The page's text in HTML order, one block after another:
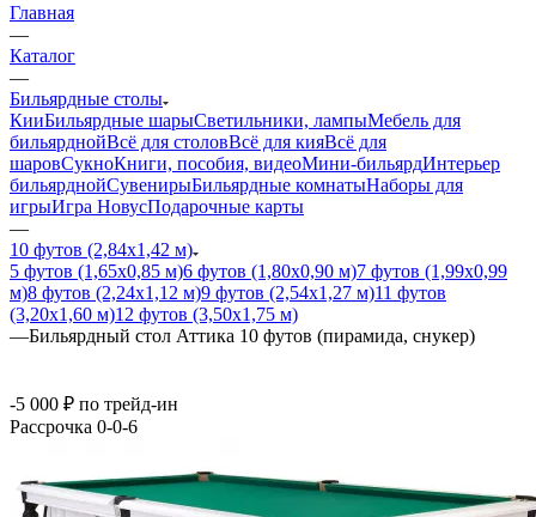
Главная
—
Каталог
—
Бильярдные столы
КииБильярдные шарыСветильники, лампыМебель для
бильярднойВсё для столовВсё для кияВсё для
шаровСукноКниги, пособия, видеоМини-бильярдИнтерьер
бильярднойСувенирыБильярдные комнатыНаборы для
игрыИгра НовусПодарочные карты
—
10 футов (2,84х1,42 м)
5 футов (1,65х0,85 м)6 футов (1,80х0,90 м)7 футов (1,99х0,99
м)8 футов (2,24х1,12 м)9 футов (2,54х1,27 м)11 футов
(3,20х1,60 м)12 футов (3,50х1,75 м)
—Бильярдный стол Аттика 10 футов (пирамида, снукер)
-5 000 ₽ по трейд-ин
Рассрочка 0-0-6